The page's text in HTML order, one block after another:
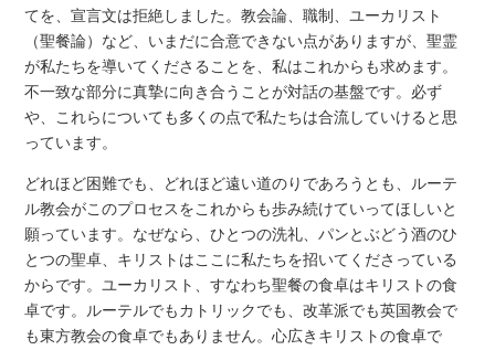
てを、宣言文は拒絶しました。教会論、職制、ユーカリスト
（聖餐論）など、いまだに合意できない点がありますが、聖霊
が私たちを導いてくださることを、私はこれからも求めます。
不一致な部分に真摯に向き合うことが対話の基盤です。必ず
や、これらについても多くの点で私たちは合流していけると思
っています。
どれほど困難でも、どれほど遠い道のりであろうとも、ルーテ
ル教会がこのプロセスをこれからも歩み続けていってほしいと
願っています。なぜなら、ひとつの洗礼、パンとぶどう酒のひ
とつの聖卓、キリストはここに私たちを招いてくださっている
からです。ユーカリスト、すなわち聖餐の食卓はキリストの食
卓です。ルーテルでもカトリックでも、改革派でも英国教会で
も東方教会の食卓でもありません。心広きキリストの食卓で